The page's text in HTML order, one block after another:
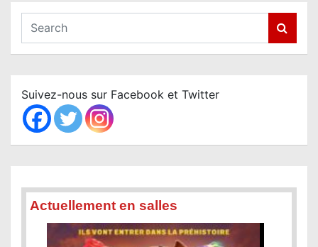
a
c
h
Suivez-nous sur Facebook et Twitter
Actuellement en salles